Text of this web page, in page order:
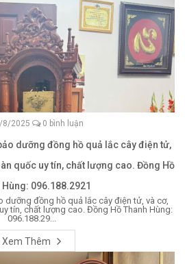
2025 0 bình luận
dưỡng đồng hồ quả lắc cây điện tử,
quốc uy tín, chất lượng cao. Đồng Hồ
Hùng: 096.188.2921
dưỡng đồng hồ quả lắc cây điện tử, và cơ,
tín, chất lượng cao. Đồng Hồ Thanh Hùng:
096.188.29...
Xem Thêm